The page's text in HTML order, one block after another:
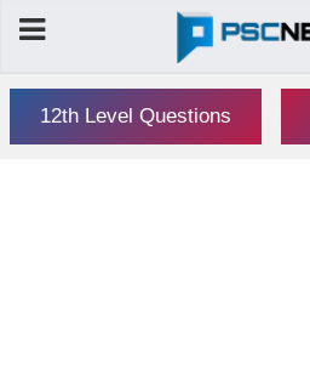
12th Level Questions